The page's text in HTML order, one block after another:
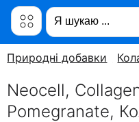
Природні добавки
Neocell,
Pomegranate,